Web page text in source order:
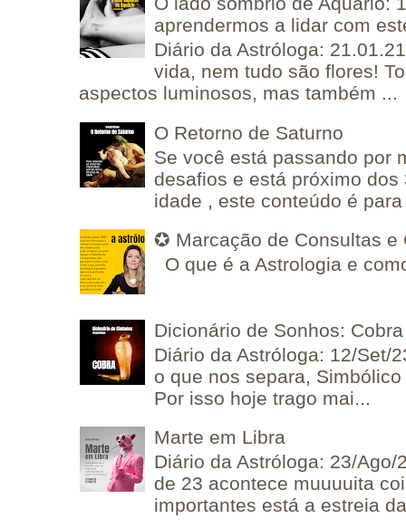
aprendermos a lidar com
Diário da Astróloga:
vida, nem tudo são flores!
aspectos luminosos, mas também ...
O Retorno de Saturno
Se você está passando por
desafios e está próximo
idade , este conteúdo é
✪ Marcação de Consultas e
O que é a Astrologia e
Dicionário de Sonhos: Cobra
Diário da Astróloga: 12/Set/
o que nos separa,
Por isso hoje trago mai...
Marte em Libra
Diário da Astróloga: 23/
de 23 acontece muuuuita
importantes está a estreia